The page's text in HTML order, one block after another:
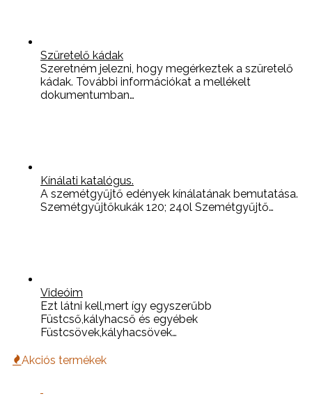
Szüretelő kádak
Szeretném jelezni, hogy megérkeztek a szüretelő
kádak. További információkat a mellékelt
dokumentumban…
Kínálati katalógus.
A szemétgyűjtő edények kínálatának bemutatása.
Szemétgyűjtőkukák 120; 240l Szemétgyűjtő…
Videóim
Ezt látni kell,mert így egyszerűbb
Füstcső,kályhacső és egyébek
Füstcsövek,kályhacsövek…
Akciós termékek